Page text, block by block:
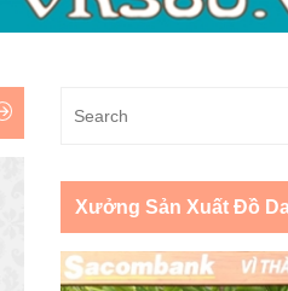
Xưởng Sản Xuất Đồ